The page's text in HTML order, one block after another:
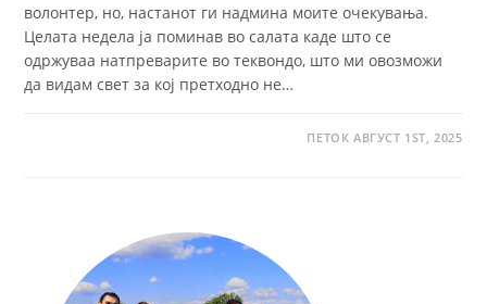
волонтер, но, настанот ги надмина моите очекувања.
Целата недела ја поминав во салата каде што се
одржуваа натпреварите во теквондо, што ми овозможи
да видам свет за кој претходно не…
ПЕТОК АВГУСТ 1ST, 2025